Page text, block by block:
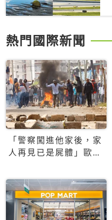
熱門國際新聞
「警察闖進他家後，家
人再見已是屍體」歐賈
議，「Saba Saba」民
主紀念日爆警民衝突對
峙